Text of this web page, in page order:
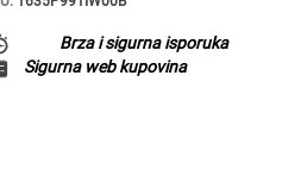
Brza i sigurna isporuka
Sigurna web kupovina